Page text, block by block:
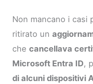
Non mancano i casi
ritirato un
checancellava
Microsoft Entra ID,
di alcuni dispositivi